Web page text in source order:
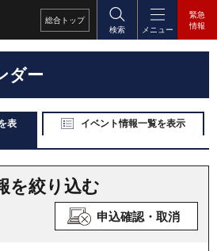
総合 トップ
検索
メニュー
緊急
情報
ダー
表
イベント情報一覧を表示
を絞り込む
申込確認・取消